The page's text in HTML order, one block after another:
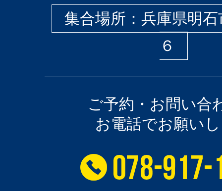
集合場所：兵庫県明
６
ご予約・お問い合
お電話でお願い